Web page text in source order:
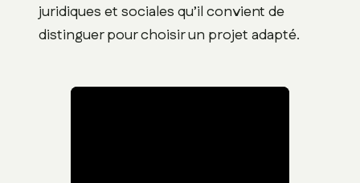
juridiques et sociales qu’il convient de
distinguer pour choisir un projet adapté.